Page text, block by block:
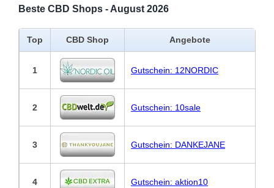
Beste CBD Shops - August 2026
Top CBD Shop Angebote
1 Gutschein: 12NORDIC
2 Gutschein: 10sale
3 Gutschein: DANKEJANE
4 Gutschein: aktion10